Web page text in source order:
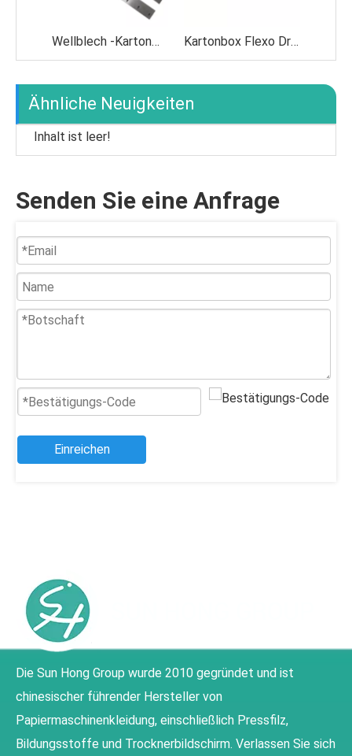
Wellblech -Kartonmaschine NC Schneidblatt Spiralmesser Kartonbox Flexo Drucker Bottom Slotting Blade
Ähnliche Neuigkeiten
Inhalt ist leer!
Senden Sie eine Anfrage
Einreichen
Die Sun Hong Group wurde 2010 gegründet und ist
chinesischer führender Hersteller von
Papiermaschinenkleidung, einschließlich Pressfilz,
Bildungsstoffe und Trocknerbildschirm. Verlassen Sie sich